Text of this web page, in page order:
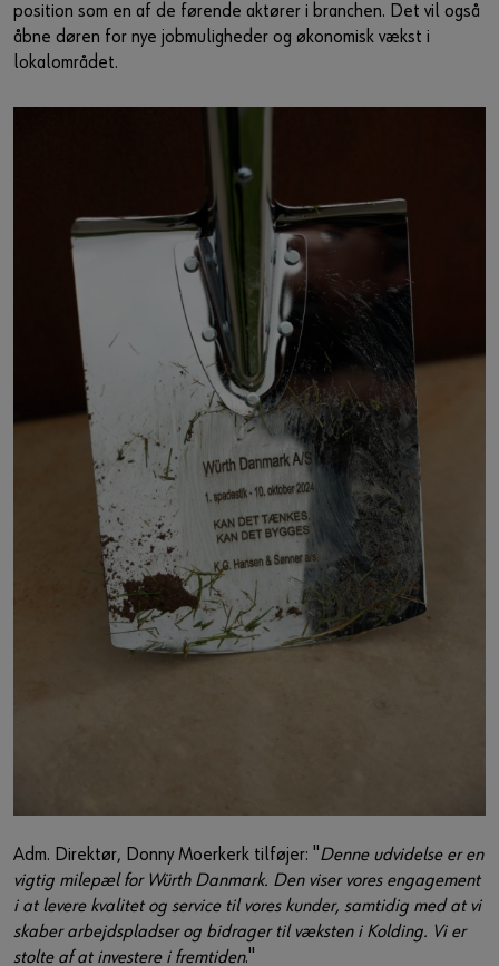
position som en af de førende aktører i branchen. Det vil også
åbne døren for nye jobmuligheder og økonomisk vækst i
lokalområdet.
Adm. Direktør, Donny Moerkerk tilføjer: "Denne udvidelse er en
vigtig milepæl for Würth Danmark. Den viser vores engagement
i at levere kvalitet og service til vores kunder, samtidig med at vi
skaber arbejdspladser og bidrager til væksten i Kolding. Vi er
stolte af at investere i fremtiden."